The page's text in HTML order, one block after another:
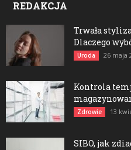
REDAKCJA
Trwała
Dlaczego
Uroda 26 maja
Kontrola
Zdrowie 13
SIBO, jak